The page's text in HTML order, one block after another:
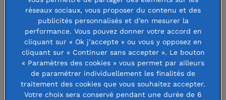
Mettre à l’abri les populations
sinistrées et accompagner la
reconstruction
Désormais, l’urgence est d’adapter les abris pour la période
hivernale. «La majorité des personnes sinistrées a été mise
réseaux sociaux, vous proposer du contenu et des
publicités personnalisés et d’en mesurer la
performance. Vous pouvez donner votre accord en
cliquant sur « Ok j’accepte » ou vous y opposez en
cliquant sur « Continuer sans accepter ». Le bouton
« Paramètres des cookies » vous permet par ailleurs
de paramétrer individuellement les finalités de
traitement des cookies que vous souhaitez accepter.
Votre choix sera conservé pendant une durée de 6